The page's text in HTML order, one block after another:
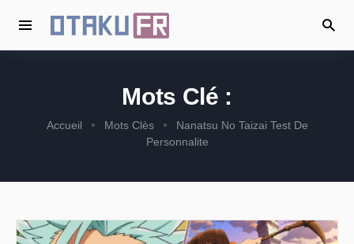
Mots Clé :
Accueil Mots Clès
Nanatsu No Taizai Test De
Personnalite